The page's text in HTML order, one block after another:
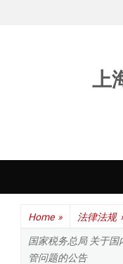
上
Home » 法律法规
国家税务总局 关于
管问题的公告